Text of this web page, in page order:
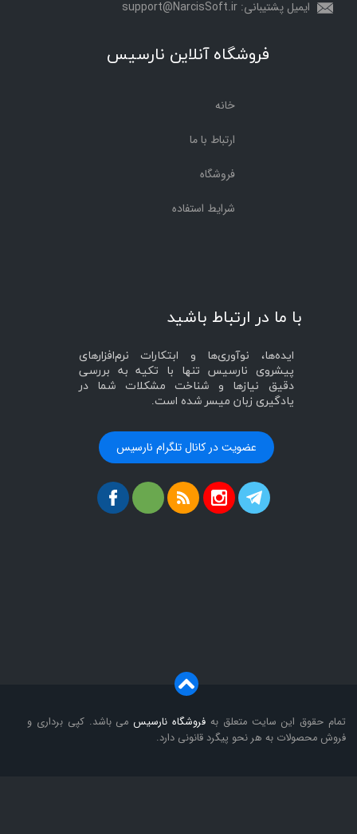
تمام حقوق این سایت متعلق به فروشگاه نارسیس می باشد. کپی برداری و
فروش محصولات به هر نحو پیگرد قانونی دارد.
ایمیل پشتیبانی: support@NarcisSoft.ir
فروشگاه آنلاین نارسیس
خانه
ارتباط با ما
فروشگاه
شرایط استفاده
با ما در ارتباط باشید
ایده‌ها، نوآوری‌ها و ابتکارات نرم‌افزارهای
پیشروی نارسیس تنها با تکیه به بررسی
دقیق نیازها و شناخت مشکلات شما در
یادگیری زبان میسر شده است.
عضویت در کانال تلگرام نارسیس